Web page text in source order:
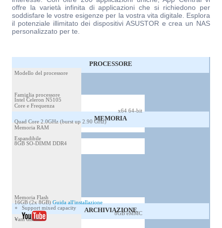
offre la varietà infinita di applicazioni che si richiedono per
soddisfare le vostre esigenze per la vostra vita digitale. Esplora
il potenziale illimitato dei dispositivi ASUSTOR e crea un NAS
personalizzato per te.
PROCESSORE
Modello del processore
Intel Celeron N5105
Famiglia processore
x64 64-bit
Core e Frequenza
Quad Core 2.0GHz (burst up 2.90 GHz)MEMORIA
Memoria RAM
8GB SO-DIMM DDR4
Espandibile
16GB (2x 8GB) Guida all'installazione
Support mixed capacity
Memoria Flash
8GB eMMC
ARCHIVIAZIONE
Vani dischi